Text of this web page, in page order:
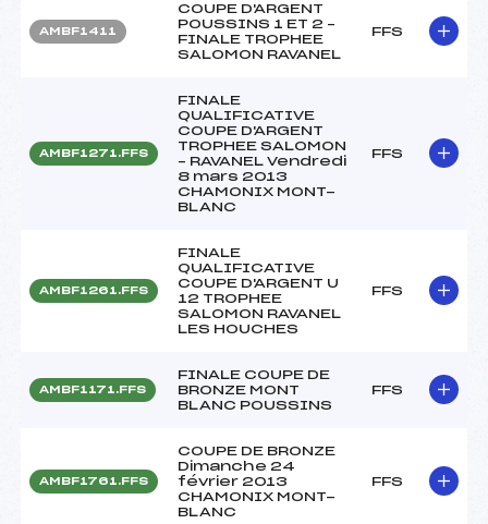
AMBF1411
COUPE D'ARGENT
POUSSINS 1 ET 2 –
FINALE TROPHEE
SALOMON RAVANEL
FFS
AMBF1271.FFS
FINALE
QUALIFICATIVE
COUPE D'ARGENT
TROPHEE SALOMON
– RAVANEL Vendredi
8 mars 2013
CHAMONIX MONT-
BLANC
FFS
AMBF1261.FFS
FINALE
QUALIFICATIVE
COUPE D'ARGENT U
12 TROPHEE
SALOMON RAVANEL
LES HOUCHES
FFS
AMBF1171.FFS
FINALE COUPE DE
BRONZE MONT
BLANC POUSSINS
FFS
AMBF1761.FFS
COUPE DE BRONZE
Dimanche 24
février 2013
CHAMONIX MONT-
BLANC
FFS